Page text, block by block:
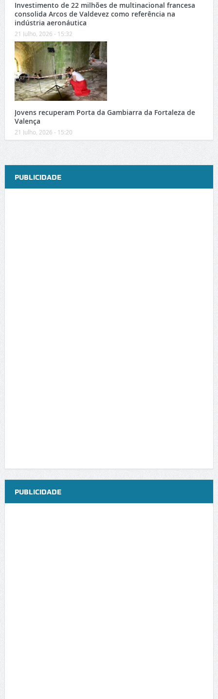
Investimento de 22 milhões de multinacional francesa
consolida Arcos de Valdevez como referência na
indústria aeronáutica
21 Julho, 2026 - 15:32
Jovens recuperam Porta da Gambiarra da Fortaleza de
Valença
21 Julho, 2026 - 15:20
PUBLICIDADE
PUBLICIDADE